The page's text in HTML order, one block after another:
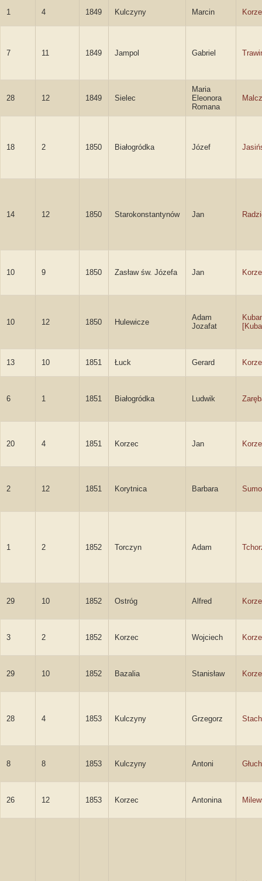
1 4 1849 Kulczyny Marcin
7 11 1849 Jampol Gabriel
28 12 1849 Sielec
Maria
Eleonora
Romana
18 2 1850 Białogródka Józef
14 12 1850 Starokonstantynów Jan
10 9 1850 Zasław św. Józefa Jan
10 12 1850 Hulewicze
Adam
Jozafat
13 10 1851 Łuck Gerard
6 1 1851 Białogródka Ludwik
20 4 1851 Korzec Jan
2 12 1851 Korytnica Barbara
1 2 1852 Torczyn Adam
29 10 1852 Ostróg Alfred
3 2 1852 Korzec Wojciech
29 10 1852 Bazalia Stanisław
28 4 1853 Kulczyny Grzegorz
8 8 1853 Kulczyny Antoni
26 12 1853 Korzec Antonina